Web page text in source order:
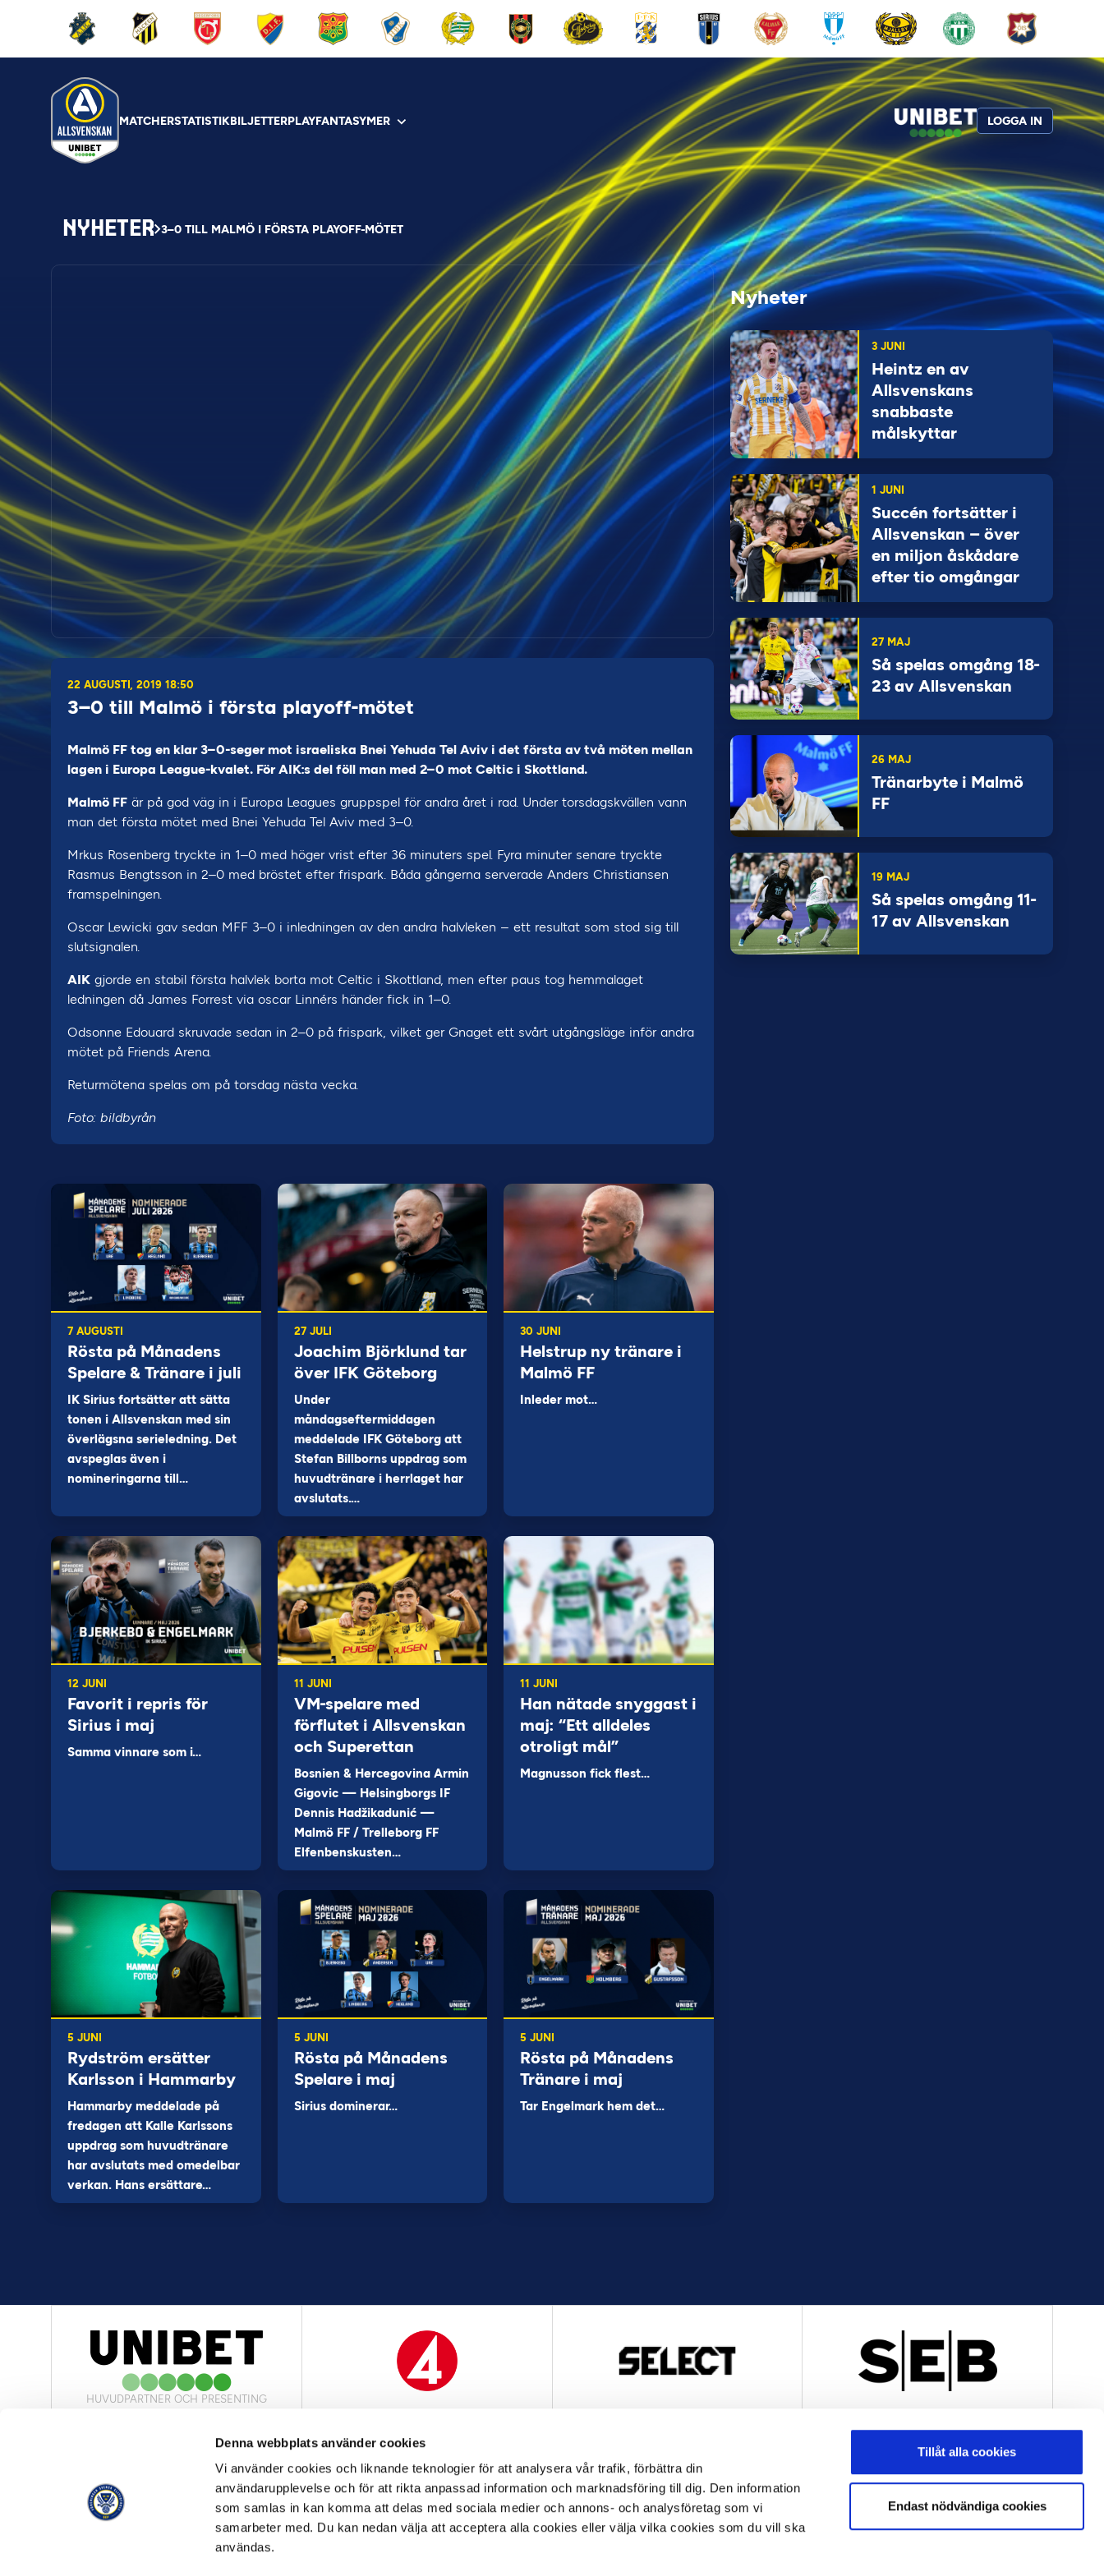
Denna webbplats använder cookies
Vi använder cookies och liknande teknologier för att analysera vår trafik, förbättra din
användarupplevelse och för att rikta anpassad information och marknadsföring till dig. Den information
som samlas in kan komma att delas med sociala medier och annons- och analysföretag som vi
samarbeter med. Du kan nedan välja att acceptera alla cookies eller välja vilka cookies som du vill ska
användas.
Tillåt alla cookies
Endast nödvändiga cookies
MATCHERSTATISTIKBILJETTERPLAYFANTASYMER LOGGA IN
NYHETER 3–0 TILL MALMÖ I FÖRSTA PLAYOFF-MÖTET
22 AUGUSTI, 2019 18:50
3–0 till Malmö i första playoff-mötet
Malmö FF tog en klar 3–0-seger mot israeliska Bnei Yehuda Tel Aviv i det första av två möten mellan
lagen i Europa League-kvalet. För AIK:s del föll man med 2–0 mot Celtic i Skottland.
Malmö FF är på god väg in i Europa Leagues gruppspel för andra året i rad. Under torsdagskvällen vann
man det första mötet med Bnei Yehuda Tel Aviv med 3–0.
Mrkus Rosenberg tryckte in 1–0 med höger vrist efter 36 minuters spel. Fyra minuter senare tryckte
Rasmus Bengtsson in 2–0 med bröstet efter frispark. Båda gångerna serverade Anders Christiansen
framspelningen.
Oscar Lewicki gav sedan MFF 3–0 i inledningen av den andra halvleken – ett resultat som stod sig till
slutsignalen.
AIK gjorde en stabil första halvlek borta mot Celtic i Skottland, men efter paus tog hemmalaget
ledningen då James Forrest via oscar Linnérs händer fick in 1–0.
Odsonne Edouard skruvade sedan in 2–0 på frispark, vilket ger Gnaget ett svårt utgångsläge inför andra
mötet på Friends Arena.
Returmötena spelas om på torsdag nästa vecka.
Foto: bildbyrån
7 AUGUSTI
Rösta på Månadens
Spelare & Tränare i juli
IK Sirius fortsätter att sätta
tonen i Allsvenskan med sin
överlägsna serieledning. Det
avspeglas även i
nomineringarna till…
27 JULI
Joachim Björklund tar
över IFK Göteborg
Under
måndagseftermiddagen
meddelade IFK Göteborg att
Stefan Billborns uppdrag som
huvudtränare i herrlaget har
avslutats.…
30 JUNI
Helstrup ny tränare i
Malmö FF
Inleder mot…
12 JUNI
Favorit i repris för
Sirius i maj
Samma vinnare som i…
11 JUNI
VM-spelare med
förflutet i Allsvenskan
och Superettan
Bosnien & Hercegovina Armin
Gigovic — Helsingborgs IF
Dennis Hadžikadunić —
Malmö FF / Trelleborg FF
Elfenbenskusten…
11 JUNI
Han nätade snyggast i
maj: “Ett alldeles
otroligt mål”
Magnusson fick flest…
5 JUNI
Rydström ersätter
Karlsson i Hammarby
Hammarby meddelade på
fredagen att Kalle Karlssons
uppdrag som huvudtränare
har avslutats med omedelbar
verkan. Hans ersättare…
5 JUNI
Rösta på Månadens
Spelare i maj
Sirius dominerar…
5 JUNI
Rösta på Månadens
Tränare i maj
Tar Engelmark hem det…
Nyheter
3 JUNI
Heintz en av
Allsvenskans
snabbaste
målskyttar
1 JUNI
Succén fortsätter i
Allsvenskan – över
en miljon åskådare
efter tio omgångar
27 MAJ
Så spelas omgång 18-
23 av Allsvenskan
26 MAJ
Tränarbyte i Malmö
FF
19 MAJ
Så spelas omgång 11-
17 av Allsvenskan
HUVUDPARTNER OCH PRESENTING
OFFICIELL LEVERANTÖR